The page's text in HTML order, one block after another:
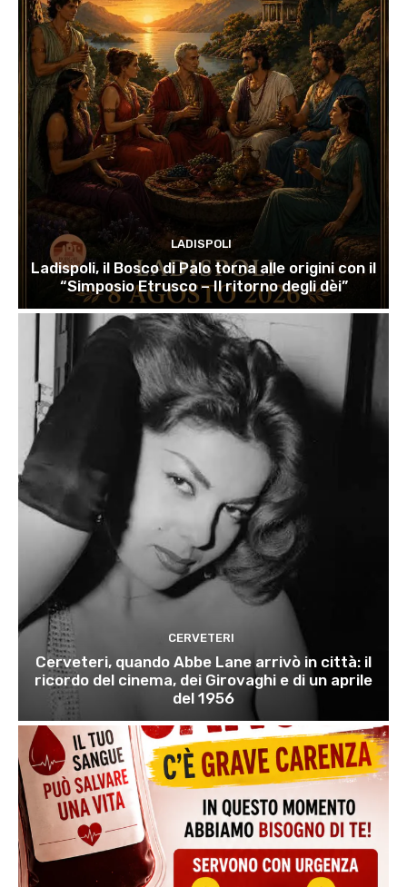
LADISPOLI
Ladispoli, il Bosco di Palo torna alle origini con il
“Simposio Etrusco – Il ritorno degli dèi”
CERVETERI
Cerveteri, quando Abbe Lane arrivò in città: il
ricordo del cinema, dei Girovaghi e di un aprile
del 1956